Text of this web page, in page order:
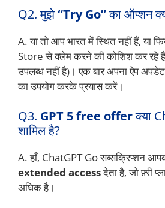
Q2. मुझे“Try Go”का ऑप्शन
A. या तो आप भारत में स्थित नहीं हैं, या
Store से क्लेम करने की कोशिश कर रहे हैं
उपलब्ध नहीं है)। एक बार अपना ऐप
का उपयोग करके प्रयास करें।
Q3. GPT 5 free offerक्या
शामिल है?
A. हाँ, ChatGPT Go सब्सक्रिप्शन
extended accessदेता है, जो फ़्री
अधिक है।